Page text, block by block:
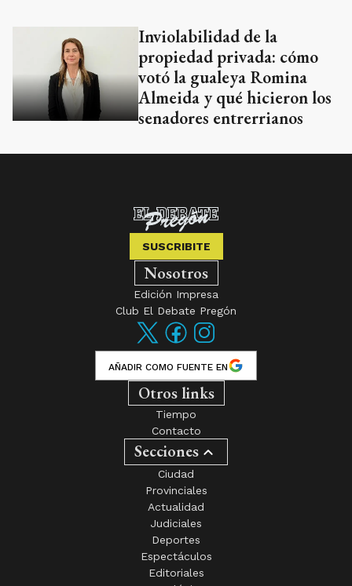
Inviolabilidad de la
propiedad privada: cómo
votó la gualeya Romina
Almeida y qué hicieron los
senadores entrerrianos
SUSCRIBITE
Nosotros
Edición Impresa
Club El Debate Pregón
AÑADIR COMO FUENTE EN
Otros links
Tiempo
Contacto
Secciones
Ciudad
Provinciales
Actualidad
Judiciales
Deportes
Espectáculos
Editoriales